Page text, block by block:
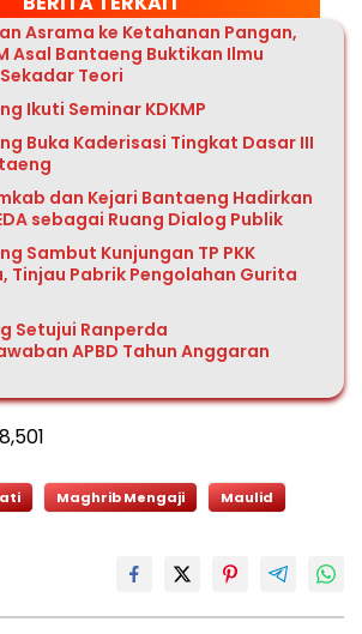
Asrama ke Ketahanan Pangan,
Asal Bantaeng Buktikan Ilmu
Teori
Ikuti Seminar KDKMP
Buka Kaderisasi Tingkat Dasar III
dan Kejari Bantaeng Hadirkan
sebagai Ruang Dialog Publik
Sambut Kunjungan TP PKK
Tinjau Pabrik Pengolahan Gurita
Setujui Ranperda
APBD Tahun Anggaran
Maghrib Mengaji Maulid